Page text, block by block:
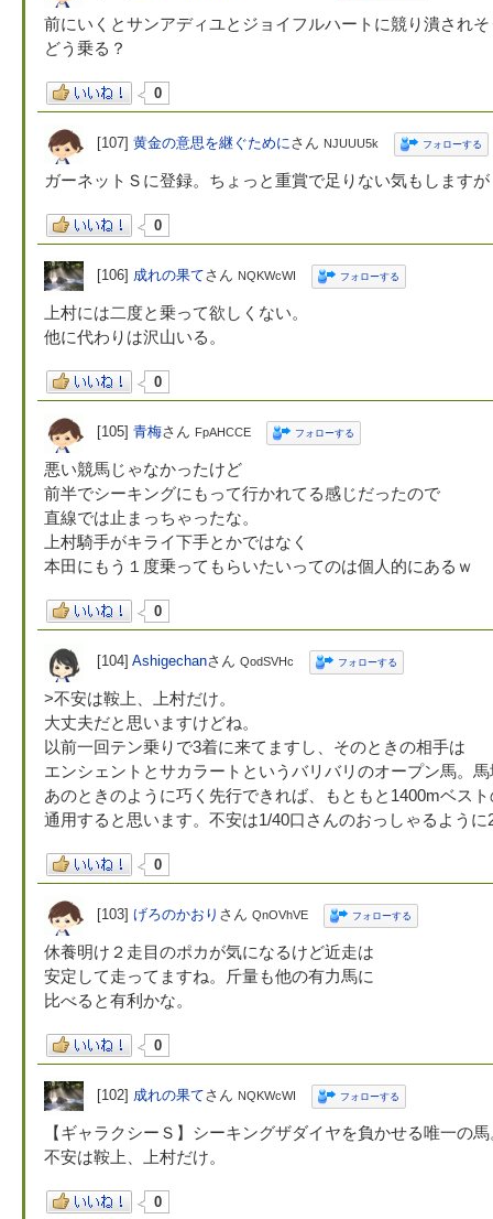
前にいくとサンアディユとジョイフルハートに競り潰され
どう乗る？
0
[107] 黄金の意思を継ぐためにさん NJUUU5k フォローする
ガーネットＳに登録。ちょっと重賞で足りない気もします
0
[106] 成れの果てさん NQKWcWI フォローする
上村には二度と乗って欲しくない。
他に代わりは沢山いる。
0
[105] 青梅さん FpAHCCE フォローする
悪い競馬じゃなかったけど
前半でシーキングにもって行かれてる感じだったので
直線では止まっちゃったな。
上村騎手がキライ下手とかではなく
本田にもう１度乗ってもらいたいってのは個人的にあるｗ
0
[104] Ashigechanさん QodSVHc フォローする
>不安は鞍上、上村だけ。
大丈夫だと思いますけどね。
以前一回テン乗りで3着に来てますし、そのときの相手は
エンシェントとサカラートというバリバリのオープン馬。
あのときのように巧く先行できれば、もともと1400mベス
通用すると思います。不安は1/40口さんのおっしゃるよう
0
[103] げろのかおり さん QnOVhVE フォローする
休養明け２走目のポカが気になるけど近走は
安定して走ってますね。斤量も他の有力馬に
比べると有利かな。
0
[102] 成れの果てさん NQKWcWI フォローする
【ギャラクシーＳ】シーキングザダイヤを負かせる唯一の
不安は鞍上、上村だけ。
0